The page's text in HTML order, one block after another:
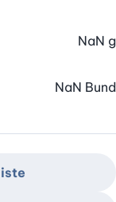
NaN g
NaN Bund